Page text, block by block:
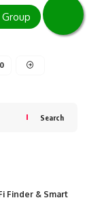
Search
Finder & Smart